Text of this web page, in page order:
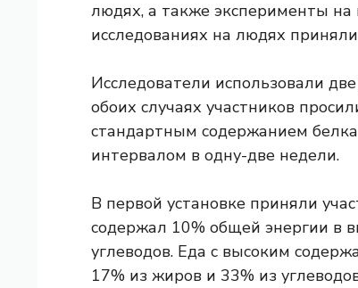
людях, а также эксперименты
исследованиях на людях
Исследователи использовали
обоих случаях участников
стандартным содержанием
интервалом в одну-две недели.
В первой установке приняли
содержал 10% общей энергии в
углеводов. Еда с высоким
17% из жиров и 33% из